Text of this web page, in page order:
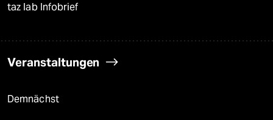
taz lab Infobrief
Veranstaltungen
Demnächst